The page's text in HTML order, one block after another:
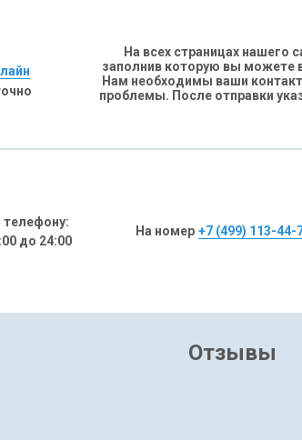
На всех страницах нашего
заполнив которую вы можете
Нам необходимы ваши
проблемы. После отправки
телефону:
до 24:00
На номер +7 (499) 113-44-
Отзывы